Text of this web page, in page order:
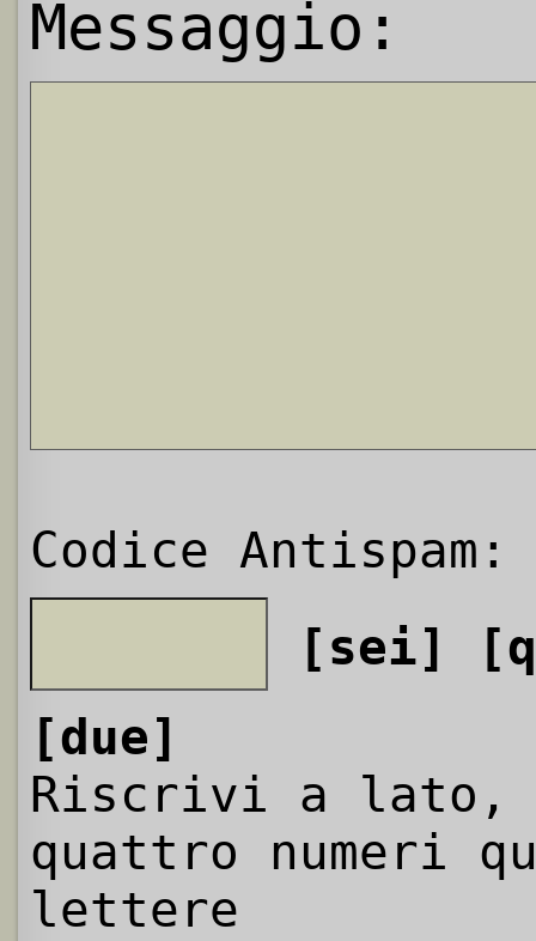
Messaggio:
Codice Antispam:
[sei]
[due]
Riscrivi a
quattro numeri
lettere